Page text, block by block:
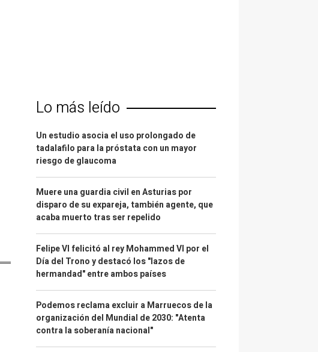
Lo más leído
Un estudio asocia el uso prolongado de
tadalafilo para la próstata con un mayor
riesgo de glaucoma
Muere una guardia civil en Asturias por
disparo de su expareja, también agente, que
acaba muerto tras ser repelido
Felipe VI felicitó al rey Mohammed VI por el
Día del Trono y destacó los "lazos de
hermandad" entre ambos países
Podemos reclama excluir a Marruecos de la
organización del Mundial de 2030: "Atenta
contra la soberanía nacional"